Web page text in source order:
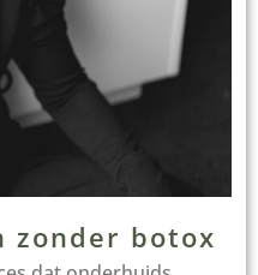
zonder botox